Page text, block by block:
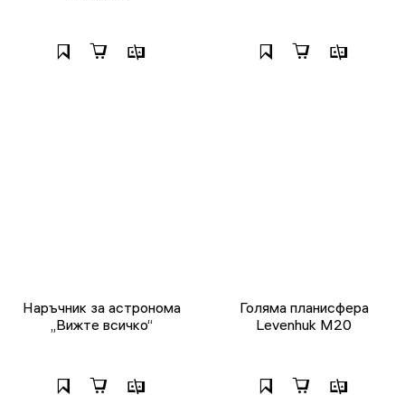
Наръчник за астронома
„Вижте всичко“
Голяма планисфера
Levenhuk M20